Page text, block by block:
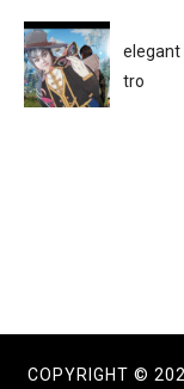
elegant
tro
COPYRIGHT ©